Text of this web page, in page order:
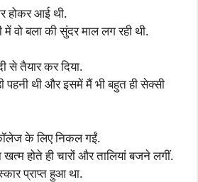
होकर आई थी.
में वो बला की सुंदर माल लग रही थी.
तैयार कर दिया.
पहनी थी और इसमें मैं भी बहुत ही सेक्सी
के लिए निकल गईं.
खत्म होते ही चारों और तालियां बजने लगीं.
प्राप्त हुआ था.